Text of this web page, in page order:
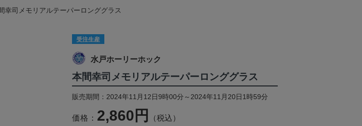
幸司メモリアルテーパーロンググラス
受注生産
水戸ホーリーホック
本間幸司メモリアルテーパーロンググラス
販売期間：2024年11月12日9時00分～2024年11月20日1時59分
価格： 2,860円 （税込）